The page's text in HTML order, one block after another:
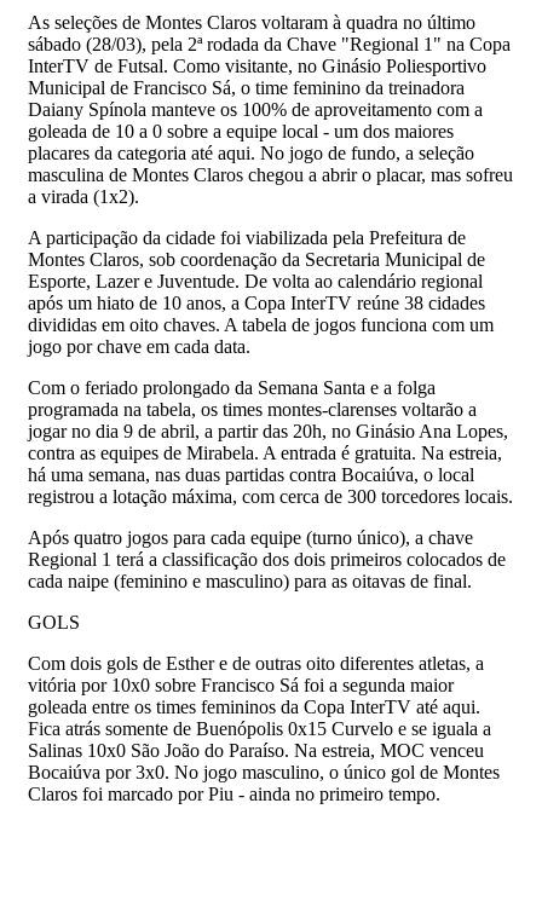
As seleções de Montes Claros voltaram à quadra no último
sábado (28/03), pela 2ª rodada da Chave "Regional 1" na Copa
InterTV de Futsal. Como visitante, no Ginásio Poliesportivo
Municipal de Francisco Sá, o time feminino da treinadora
Daiany Spínola manteve os 100% de aproveitamento com a
goleada de 10 a 0 sobre a equipe local - um dos maiores
placares da categoria até aqui. No jogo de fundo, a seleção
masculina de Montes Claros chegou a abrir o placar, mas sofreu
a virada (1x2).
A participação da cidade foi viabilizada pela Prefeitura de
Montes Claros, sob coordenação da Secretaria Municipal de
Esporte, Lazer e Juventude. De volta ao calendário regional
após um hiato de 10 anos, a Copa InterTV reúne 38 cidades
divididas em oito chaves. A tabela de jogos funciona com um
jogo por chave em cada data.
Com o feriado prolongado da Semana Santa e a folga
programada na tabela, os times montes-clarenses voltarão a
jogar no dia 9 de abril, a partir das 20h, no Ginásio Ana Lopes,
contra as equipes de Mirabela. A entrada é gratuita. Na estreia,
há uma semana, nas duas partidas contra Bocaiúva, o local
registrou a lotação máxima, com cerca de 300 torcedores locais.
Após quatro jogos para cada equipe (turno único), a chave
Regional 1 terá a classificação dos dois primeiros colocados de
cada naipe (feminino e masculino) para as oitavas de final.
GOLS
Com dois gols de Esther e de outras oito diferentes atletas, a
vitória por 10x0 sobre Francisco Sá foi a segunda maior
goleada entre os times femininos da Copa InterTV até aqui.
Fica atrás somente de Buenópolis 0x15 Curvelo e se iguala a
Salinas 10x0 São João do Paraíso. Na estreia, MOC venceu
Bocaiúva por 3x0. No jogo masculino, o único gol de Montes
Claros foi marcado por Piu - ainda no primeiro tempo.